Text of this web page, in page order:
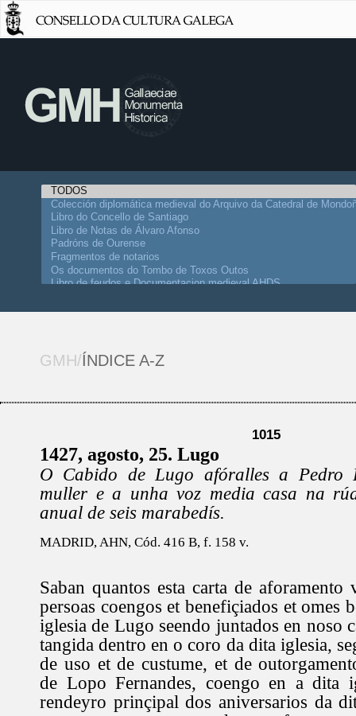
GMH/ÍNDICE A-Z
1015
1427, agosto, 25. Lugo
O Cabido de Lugo afóralles a Pedro
muller e a unha voz media casa na
anual de seis marabedís.
MADRID, AHN, Cód. 416 B, f. 158 v.
Saban quantos esta carta de
persoas coengos et benefiçiados et omes
iglesia de Lugo seendo juntados en noso
tangida dentro en o coro da dita iglesia,
de uso et de custume, et de
de Lopo Fernandes, coengo en a dita
rendeyro prinçipal dos aniversarios da